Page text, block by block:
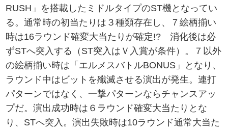
RUSH」を搭載したミドルタイプのST機となってい
る。通常時の初当たりは３種類存在し、７絵柄揃い
時は16ラウンド確変大当たりが確定!? 消化後は必
ずSTへ突入する（ST突入はＶ入賞が条件）。７以外
の絵柄揃い時は「エルメスバトルBONUS」となり、
ラウンド中はビットを殲滅させる演出が発生。連打
パターンではなく、一撃パターンならチャンスアッ
プだ。演出成功時は６ラウンド確変大当たりとな
り、STへ突入。演出失敗時は10ラウンド通常大当た